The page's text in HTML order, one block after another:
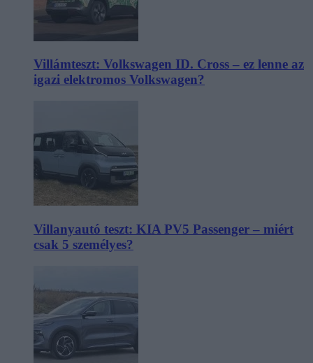
Villámteszt: Volkswagen ID. Cross – ez lenne az
igazi elektromos Volkswagen?
Villanyautó teszt: KIA PV5 Passenger – miért
csak 5 személyes?